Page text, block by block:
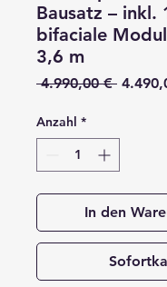
Bausatz – inkl.
bifaciale
3,6 m
4.990,00 €
Anzahl *
In den